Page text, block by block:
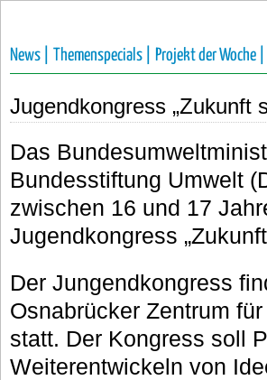
News | Themenspecials | Projekt der Woche |
Jugendkongress „Zukunft
Das
Bundesstiftung Umwelt
zwischen 16 und 17
Jugendkongress
Der Jungendkongress
Osnabrücker Zentrum
statt. Der Kongress soll
Weiterentwickeln von